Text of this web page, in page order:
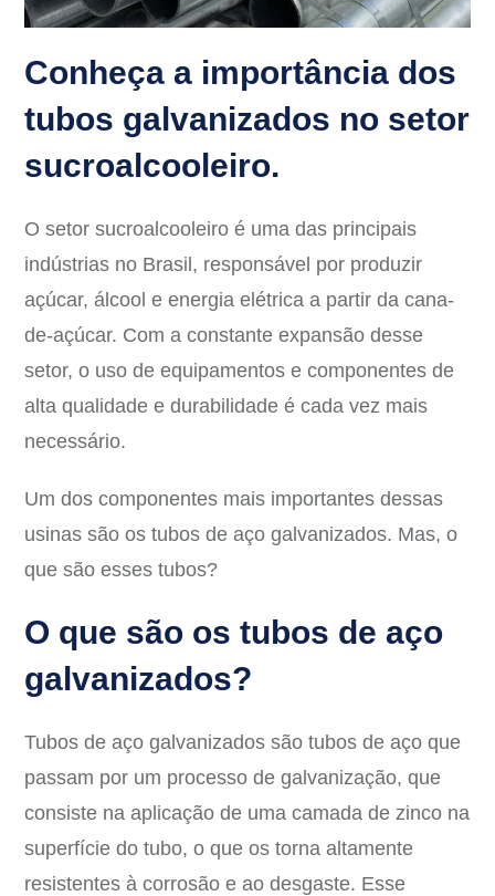
Conheça a importância dos
tubos galvanizados no setor
sucroalcooleiro.
O setor sucroalcooleiro é uma das principais
indústrias no Brasil, responsável por produzir
açúcar, álcool e energia elétrica a partir da cana-
de-açúcar. Com a constante expansão desse
setor, o uso de equipamentos e componentes de
alta qualidade e durabilidade é cada vez mais
necessário.
Um dos componentes mais importantes dessas
usinas são os tubos de aço galvanizados. Mas, o
que são esses tubos?
O que são os tubos de aço
galvanizados?
Tubos de aço galvanizados são tubos de aço que
passam por um processo de galvanização, que
consiste na aplicação de uma camada de zinco na
superfície do tubo, o que os torna altamente
resistentes à corrosão e ao desgaste. Esse